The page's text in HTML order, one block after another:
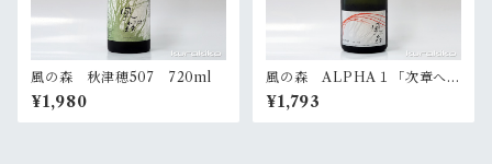
風の森 秋津穂507 720ml
¥1,980
風の森 ALPHA１「次章への
扉」 720ml
¥1,793